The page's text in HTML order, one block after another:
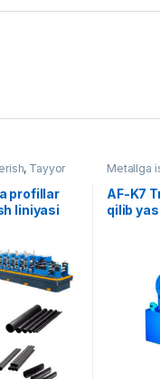
, Tayyor
profillar
liniyasi
Metallga
AF-K7
qilib